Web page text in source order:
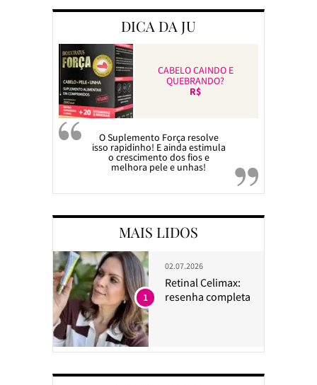
DICA DA JU
CABELO CAINDO E
QUEBRANDO?
R$
O Suplemento Força resolve
isso rapidinho! E ainda estimula
o crescimento dos fios e
melhora pele e unhas!
MAIS LIDOS
02.07.2026
Retinal Celimax:
resenha completa
1